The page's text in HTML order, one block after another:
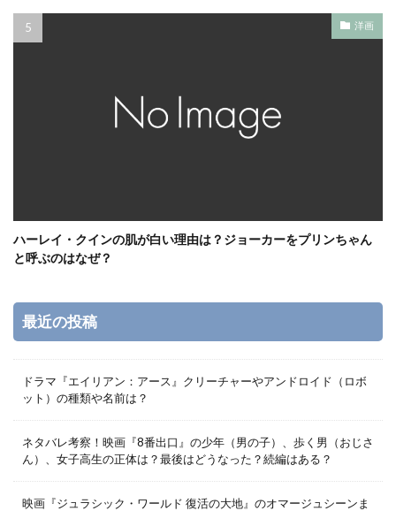
洋画
ハーレイ・クインの肌が白い理由は？ジョーカーをプリンちゃん
と呼ぶのはなぜ？
最近の投稿
ドラマ『エイリアン：アース』クリーチャーやアンドロイド（ロボ
ット）の種類や名前は？
ネタバレ考察！映画『8番出口』の少年（男の子）、歩く男（おじさ
ん）、女子高生の正体は？最後はどうなった？続編はある？
映画『ジュラシック・ワールド 復活の大地』のオマージュシーンま